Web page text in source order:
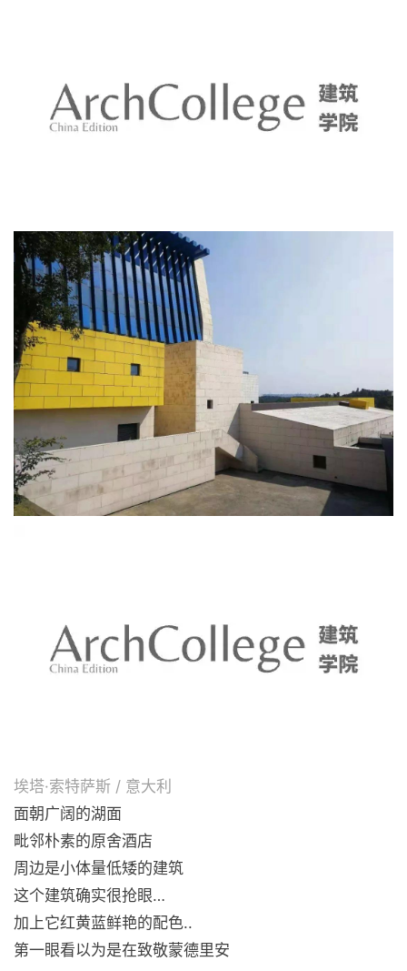
埃塔·索特萨斯 / 意大利
面朝广阔的湖面
毗邻朴素的原舍酒店
周边是小体量低矮的建筑